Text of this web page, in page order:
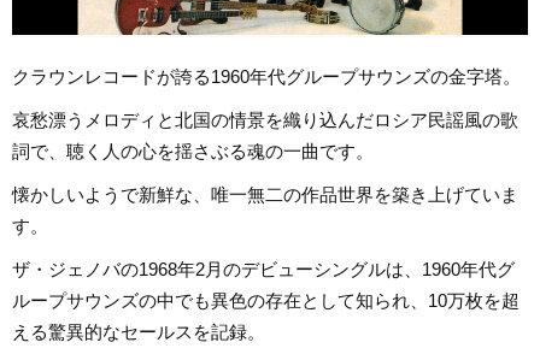
クラウンレコードが誇る1960年代グループサウンズの金字塔。
哀愁漂うメロディと北国の情景を織り込んだロシア民謡風の歌
詞で、聴く人の心を揺さぶる魂の一曲です。
懐かしいようで新鮮な、唯一無二の作品世界を築き上げていま
す。
ザ・ジェノバの1968年2月のデビューシングルは、1960年代グ
ループサウンズの中でも異色の存在として知られ、10万枚を超
える驚異的なセールスを記録。